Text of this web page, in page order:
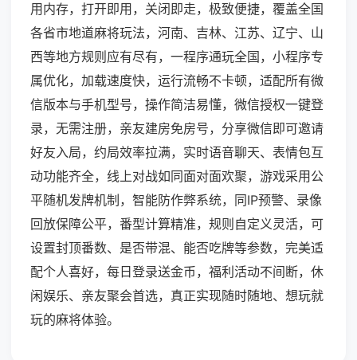
用内存，打开即用，关闭即走，极致便捷，覆盖全国
各省市地道麻将玩法，河南、吉林、江苏、辽宁、山
西等地方规则应有尽有，一程序通玩全国，小程序专
属优化，加载速度快，运行流畅不卡顿，适配所有微
信版本与手机型号，操作简洁易懂，微信授权一键登
录，无需注册，亲友建房免房号，分享微信即可邀请
好友入局，约局效率拉满，实时语音聊天、表情包互
动功能齐全，线上对战如同面对面欢聚，游戏采用公
平随机发牌机制，智能防作弊系统，同IP预警、录像
回放保障公平，番型计算精准，规则自定义灵活，可
设置封顶番数、是否带混、能否吃牌等参数，完美适
配个人喜好，每日登录送金币，福利活动不间断，休
闲娱乐、亲友聚会首选，真正实现随时随地、想玩就
玩的麻将体验。